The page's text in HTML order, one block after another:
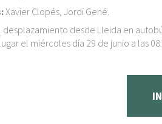
Xavier Clopés, Jordi Gené.
desplazamiento desde Lleida en
el miércoles día 29 de junio a las